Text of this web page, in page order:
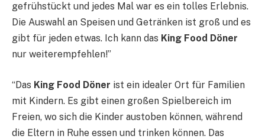
gefrühstückt und jedes Mal war es ein tolles Erlebnis.
Die Auswahl an Speisen und Getränken ist groß und es
gibt für jeden etwas. Ich kann das King Food Döner
nur weiterempfehlen!”
“Das King Food Döner ist ein idealer Ort für Familien
mit Kindern. Es gibt einen großen Spielbereich im
Freien, wo sich die Kinder austoben können, während
die Eltern in Ruhe essen und trinken können. Das